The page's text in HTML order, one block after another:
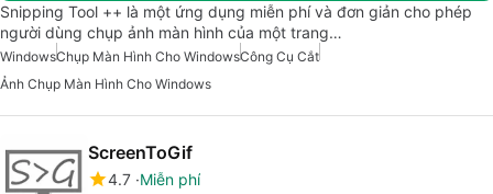
Snipping Tool ++ là một ứng dụng miễn phí và đơn giản cho phép
người dùng chụp ảnh màn hình của một trang…
WindowsChụp Màn Hình Cho WindowsCông Cụ Cắt
Ảnh Chụp Màn Hình Cho Windows
ScreenToGif
4.7 Miễn phí